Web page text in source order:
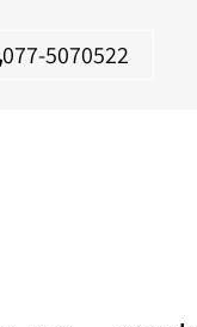
077-5070522